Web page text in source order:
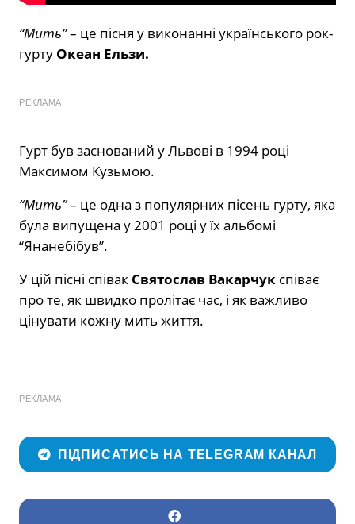
“Мить”– це пісня у виконанні українського рок-
гурту Океан Ельзи.
РЕКЛАМА
Гурт був заснований у Львові в 1994 році
Максимом Кузьмою.
“Мить”– це одна з популярних пісень гурту, яка
була випущена у 2001 році у їх альбомі
“Янанебібув”.
У цій пісні співак Святослав Вакарчук співає
про те, як швидко пролітає час, і як важливо
цінувати кожну мить життя.
РЕКЛАМА
ПІДПИСАТИСЬ НА TELEGRAM КАНАЛ